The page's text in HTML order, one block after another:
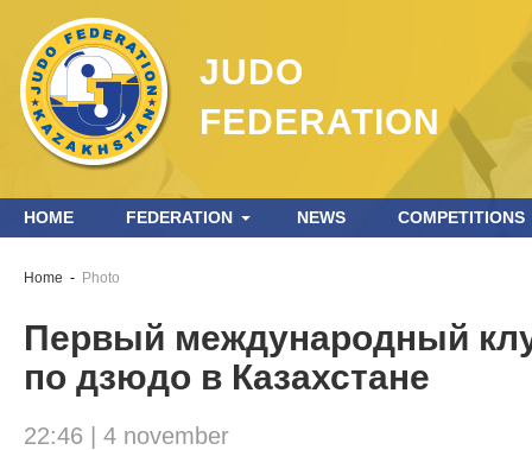
JUDO
FEDERATION
HOME FEDERATION NEWS COMPETITIONS
Home - Photo
Первый международный
по дзюдо в Казахстане
22:46 | 4 november